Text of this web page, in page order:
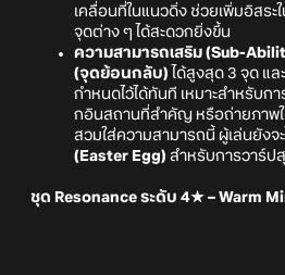
เคลื่อนที่ในแนวดิ่ง ช่วยเพิ่มอิสระ
จุดต่าง ๆ ได้สะดวกยิ่งขึ้น
ความสามารถเสริม (Sub-
(จุดย้อนกลับ) ได้สูงสุด 3 จุด แ
กำหนดไว้ได้ทันที เหมาะสำหรับก
กอินสถานที่สำคัญ หรือถ่ายภาพใ
สวมใส่ความสามารถนี้ ผู้เล่นยังจะ
(Easter Egg) สำหรับการวาร์ป
ชุด Resonance ระดับ 4★ – Warm